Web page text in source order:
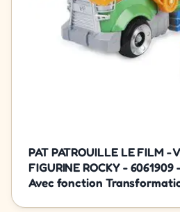
PAT PATROUILLE LE FILM -
FIGURINE ROCKY -
Avec fonction